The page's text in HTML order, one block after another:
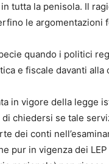
tutta la penisola. Il
le argomentazioni
quando i politici
e fiscale davanti alla
in vigore della legge
chiedersi se tale
dei conti
pur in vigenza dei